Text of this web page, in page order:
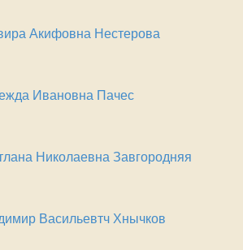
Акифовна Нестерова
Ивановна Пачес
Николаевна Завгородняя
Васильевтч Хнычков